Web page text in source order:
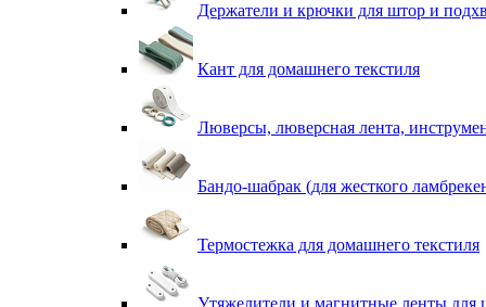
Держатели и крючки для штор и
Кант для домашнего текстиля
Люверсы, люверсная лента,
Бандо-шабрак (для жесткого
Термостежка для домашнего текстиля
Утяжелители и магнитные ленты для